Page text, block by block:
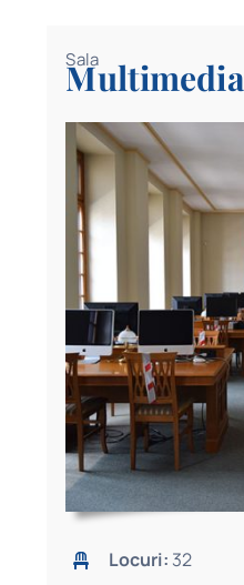
Sala
Multimedia
Locuri: 32